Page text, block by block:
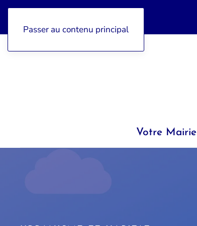
Passer au contenu principal
Votre Mairie